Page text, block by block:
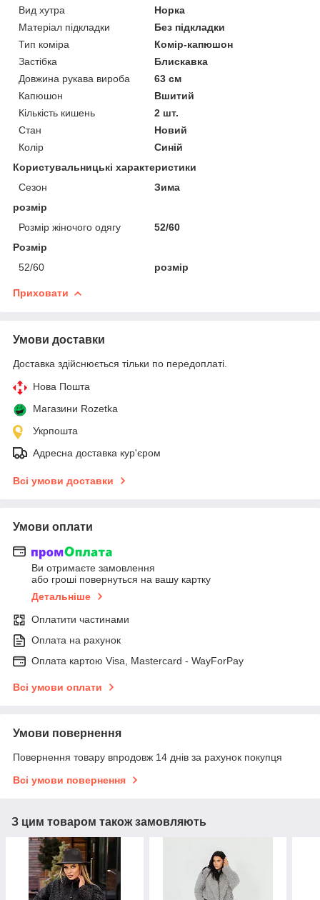
Вид хутра
Норка
Матеріал підкладки
Без підкладки
Тип коміра
Комір-капюшон
Застібка
Блискавка
Довжина рукава вироба
63 см
Капюшон
Вшитий
Кількість кишень
2 шт.
Стан
Новий
Колір
Синій
Користувальницькі характеристики
Сезон
Зима
розмір
Розмір жіночого одягу
52/60
Розмір
52/60
розмір
Приховати
Умови доставки
Доставка здійснюється тільки по передоплаті.
Нова Пошта
Магазини Rozetka
Укрпошта
Адресна доставка кур'єром
Всі умови доставки
Умови оплати
Ви отримаєте замовлення
або гроші повернуться на вашу картку
Детальніше
Оплатити частинами
Оплата на рахунок
Оплата картою Visa, Mastercard - WayForPay
Всі умови оплати
Умови повернення
Повернення товару впродовж 14 днів за рахунок покупця
Всі умови повернення
З цим товаром також замовляють